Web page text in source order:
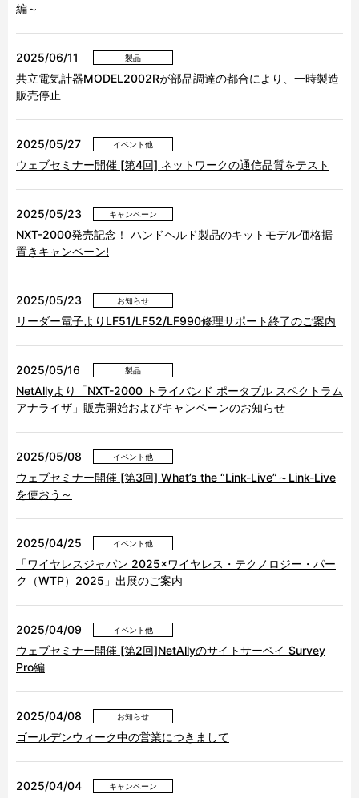
編～
2025/06/11 製品
共立電気計器MODEL2002Rが部品調達の都合により、一時製造
販売停止
2025/05/27 イベント他
ウェブセミナー開催 [第4回] ネットワークの通信品質をテスト
2025/05/23 キャンペーン
NXT-2000発売記念！ ハンドヘルド製品のキットモデル価格据
置きキャンペーン!
2025/05/23 お知らせ
リーダー電子よりLF51/LF52/LF990修理サポート終了のご案内
2025/05/16 製品
NetAllyより「NXT-2000 トライバンド ポータブル スペクトラム
アナライザ」販売開始およびキャンペーンのお知らせ
2025/05/08 イベント他
ウェブセミナー開催 [第3回] What’s the “Link-Live”～Link-Live
を使おう～
2025/04/25 イベント他
「ワイヤレスジャパン 2025×ワイヤレス・テクノロジー・パー
ク（WTP）2025」出展のご案内
2025/04/09 イベント他
ウェブセミナー開催 [第2回]NetAllyのサイトサーベイ Survey
Pro編
2025/04/08 お知らせ
ゴールデンウィーク中の営業につきまして
2025/04/04 キャンペーン